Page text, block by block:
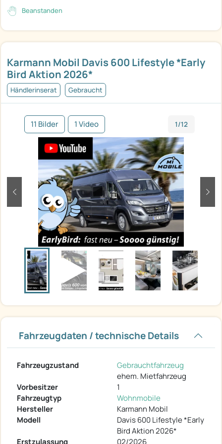
Karmann Mobil Davis 600 Lifestyle *Early
Bird Aktion 2026*
Händlerinserat Gebraucht
11 Bilder 1 Video 1/12
zurück
Fahrzeugdaten / technische Details
Fahrzeugzustand
Gebrauchtfahrzeug
ehem. Mietfahrzeug
Vorbesitzer
1
Fahrzeugtyp
Wohnmobile
Hersteller
Karmann Mobil
Modell
Davis 600 Lifestyle *Early
Bird Aktion 2026*
Erstzulassung
02/2026
Beanstanden